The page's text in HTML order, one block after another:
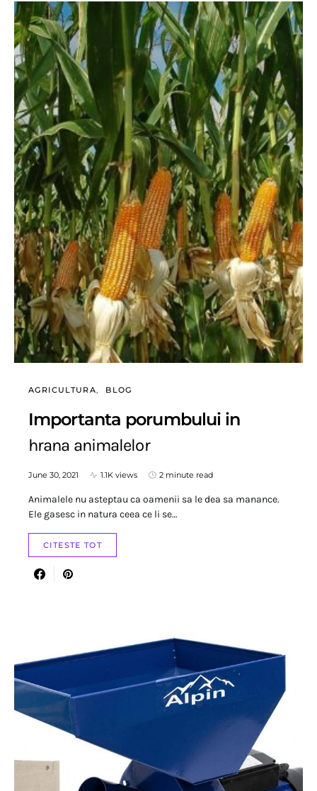
AGRICULTURA BLOG
Importanta porumbului in
hrana animalelor
June 30, 2021 1.1K views 2 minute read
Animalele nu asteptau ca oamenii sa le dea sa manance.
Ele gasesc in natura ceea ce li se…
CITESTE TOT